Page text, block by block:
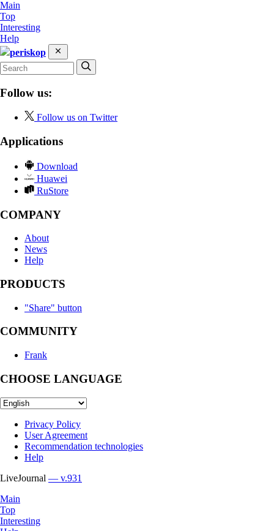
Main
Top
Interesting
Help
periskop
Follow us:
Follow us on Twitter
Applications
Download
Huawei
RuStore
COMPANY
About
News
Help
PRODUCTS
"Share" button
COMMUNITY
Frank
CHOOSE LANGUAGE
Privacy Policy
User Agreement
Recommendation technologies
Help
LiveJournal — v.931
Main
Top
Interesting